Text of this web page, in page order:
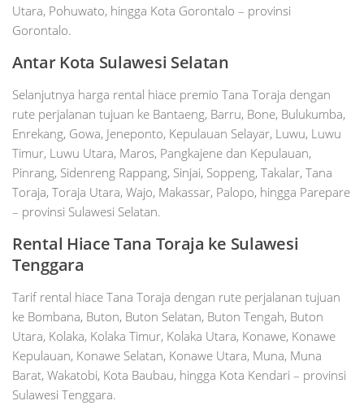
Utara, Pohuwato, hingga Kota Gorontalo – provinsi
Gorontalo.
Antar Kota Sulawesi Selatan
Selanjutnya harga rental hiace premio Tana Toraja dengan
rute perjalanan tujuan ke Bantaeng, Barru, Bone, Bulukumba,
Enrekang, Gowa, Jeneponto, Kepulauan Selayar, Luwu, Luwu
Timur, Luwu Utara, Maros, Pangkajene dan Kepulauan,
Pinrang, Sidenreng Rappang, Sinjai, Soppeng, Takalar, Tana
Toraja, Toraja Utara, Wajo, Makassar, Palopo, hingga Parepare
– provinsi Sulawesi Selatan.
Rental Hiace Tana Toraja ke Sulawesi
Tenggara
Tarif rental hiace Tana Toraja dengan rute perjalanan tujuan
ke Bombana, Buton, Buton Selatan, Buton Tengah, Buton
Utara, Kolaka, Kolaka Timur, Kolaka Utara, Konawe, Konawe
Kepulauan, Konawe Selatan, Konawe Utara, Muna, Muna
Barat, Wakatobi, Kota Baubau, hingga Kota Kendari – provinsi
Sulawesi Tenggara.